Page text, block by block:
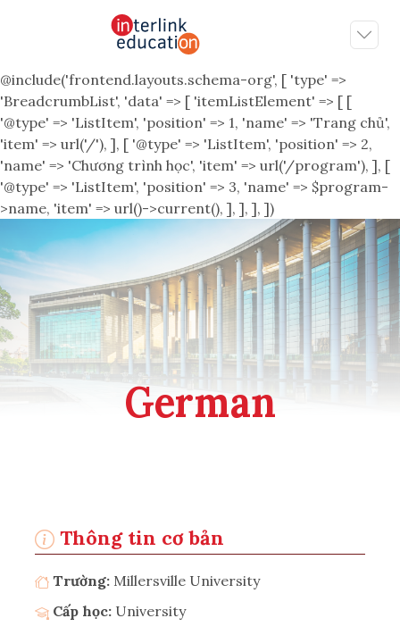
@include('frontend.layouts.schema-org', [ 'type' =>
'BreadcrumbList', 'data' => [ 'itemListElement' => [ [
'@type' => 'ListItem', 'position' => 1, 'name' => 'Trang chủ',
'item' => url('/'), ], [ '@type' => 'ListItem', 'position' => 2,
'name' => 'Chương trình học', 'item' => url('/program'), ], [
'@type' => 'ListItem', 'position' => 3, 'name' => $program-
>name, 'item' => url()->current(), ], ], ], ])
German
Thông tin cơ bản
Trường: Millersville University
Cấp học: University